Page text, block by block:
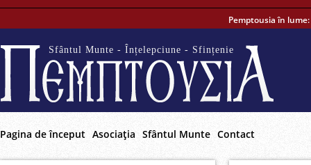
Pemptousia în lume:
Sfântul Munte - Înțelepciune - Sfințenie
Pagina de început Asociaţia Sfântul Munte Contact